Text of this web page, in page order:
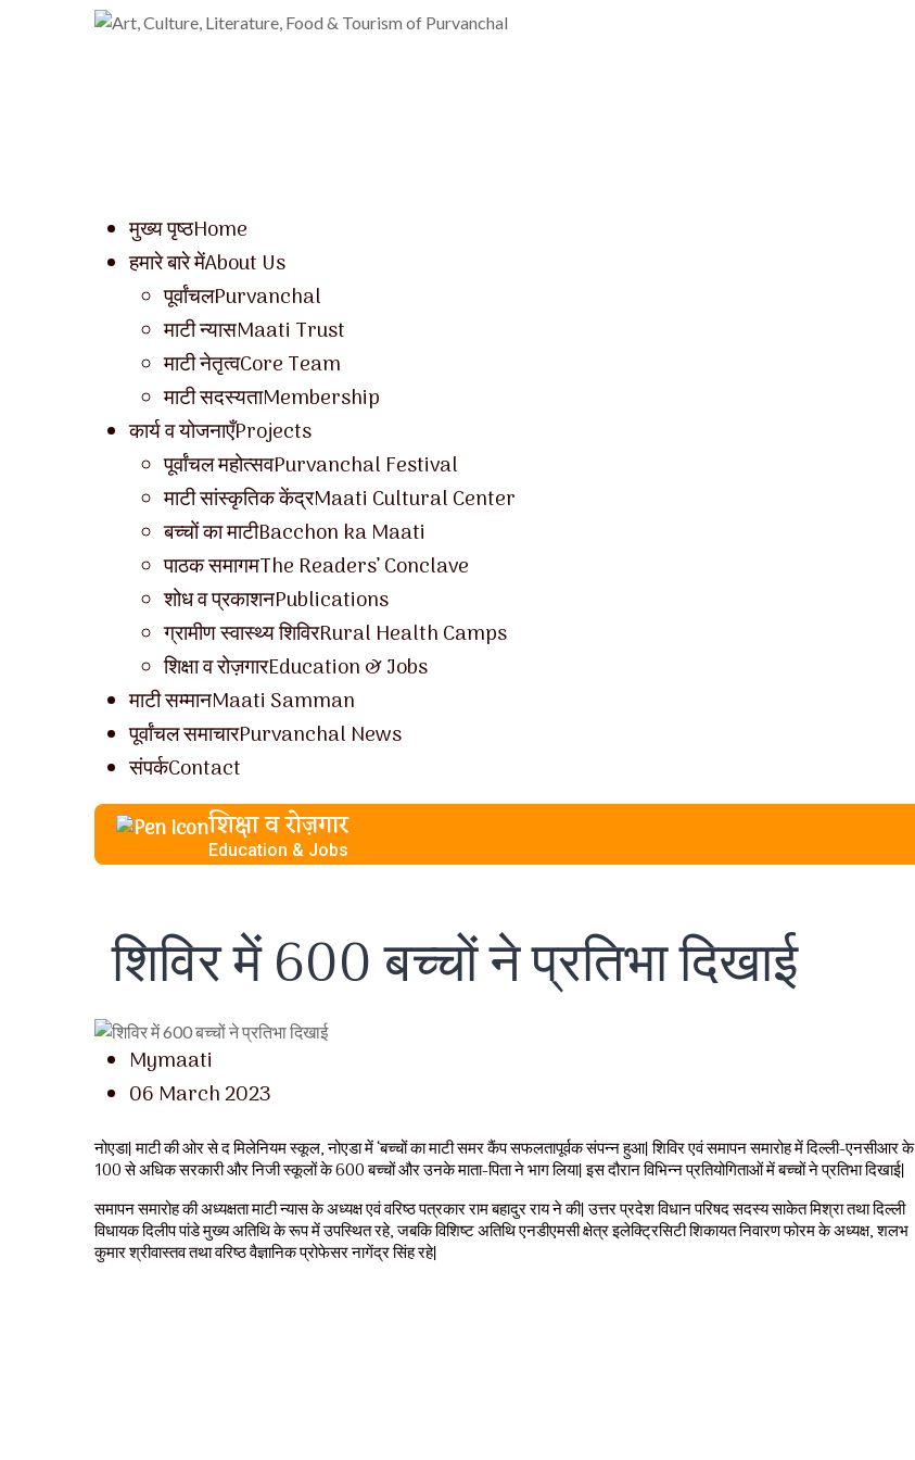
मुख्य पृष्ठHome
हमारे बारे मेंAbout Us
पूर्वांचलPurvanchal
माटी न्यासMaati Trust
माटी नेतृत्वCore Team
माटी सदस्यताMembership
कार्य व योजनाएँProjects
पूर्वांचल महोत्सवPurvanchal Festival
माटी सांस्कृतिक केंद्रMaati Cultural Center
बच्चों का माटीBacchon ka Maati
पाठक समागमThe Readers’ Conclave
शोध व प्रकाशनPublications
ग्रामीण स्वास्थ्य शिविरRural Health Camps
शिक्षा व रोज़गारEducation & Jobs
माटी सम्मानMaati Samman
पूर्वांचल समाचारPurvanchal News
संपर्कContact
शिक्षा व रोज़गार
Education & Jobs
शिविर में 600 बच्चों ने प्रतिभा दिखाई
Mymaati
06 March 2023
नोएडा। माटी की ओर से द मिलेनियम स्कूल, नोएडा में ‘बच्चों का माटी समर कैंप सफलतापूर्वक संपन्न हुआ। शिविर एवं समापन समारोह में दिल्ली-एनसीआर के
100 से अधिक सरकारी और निजी स्कूलों के 600 बच्चों और उनके माता-पिता ने भाग लिया। इस दौरान विभिन्न प्रतियोगिताओं में बच्चों ने प्रतिभा दिखाई।
समापन समारोह की अध्यक्षता माटी न्यास के अध्यक्ष एवं वरिष्ठ पत्रकार राम बहादुर राय ने की। उत्तर प्रदेश विधान परिषद सदस्य साकेत मिश्रा तथा दिल्ली
विधायक दिलीप पांडे मुख्य अतिथि के रूप में उपस्थित रहे, जबकि विशिष्ट अतिथि एनडीएमसी क्षेत्र इलेक्ट्रिसिटी शिकायत निवारण फोरम के अध्यक्ष, शलभ
कुमार श्रीवास्तव तथा वरिष्ठ वैज्ञानिक प्रोफेसर नागेंद्र सिंह रहे।